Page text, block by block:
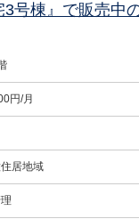
3号棟』で販売中
円/月
居地域